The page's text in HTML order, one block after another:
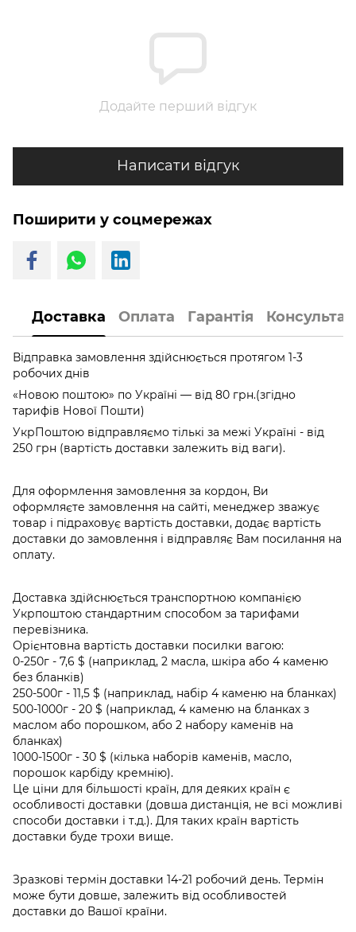
Додайте перший відгук
Написати відгук
Поширити у соцмережах
Доставка Оплата Гарантія
Відправка замовлення здійснюється протягом 1-3
робочих днів
«Новою поштою» по Україні — від 80 грн.(згідно
тарифів Нової Пошти)
УкрПоштою відправляємо тількі за межі Україні - від
250 грн (вартість доставки залежить від ваги).
Для оформлення замовлення за кордон, Ви
оформляєте замовлення на сайті, менеджер зважує
товар і підраховує вартість доставки, додає вартість
доставки до замовлення і відправляє Вам посилання на
оплату.
Доставка здійснюється транспортною компанією
Укрпоштою стандартним способом за тарифами
перевізника.
Орієнтовна вартість доставки посилки вагою:
0-250г - 7,6 $ (наприклад, 2 масла, шкіра або 4 каменю
без бланків)
250-500г - 11,5 $ (наприклад, набір 4 каменю на бланках)
500-1000г - 20 $ (наприклад, 4 каменю на бланках з
маслом або порошком, або 2 набору каменів на
бланках)
1000-1500г - 30 $ (кілька наборів каменів, масло,
порошок карбіду кремнію).
Це ціни для більшості країн, для деяких країн є
особливості доставки (довша дистанція, не всі можливі
способи доставки і т.д.). Для таких країн вартість
доставки буде трохи вище.
Зразкові термін доставки 14-21 робочий день. Термін
може бути довше, залежить від особливостей
доставки до Вашої країни.